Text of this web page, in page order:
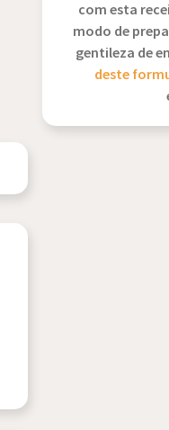
com esta
modo de
gentileza de
deste